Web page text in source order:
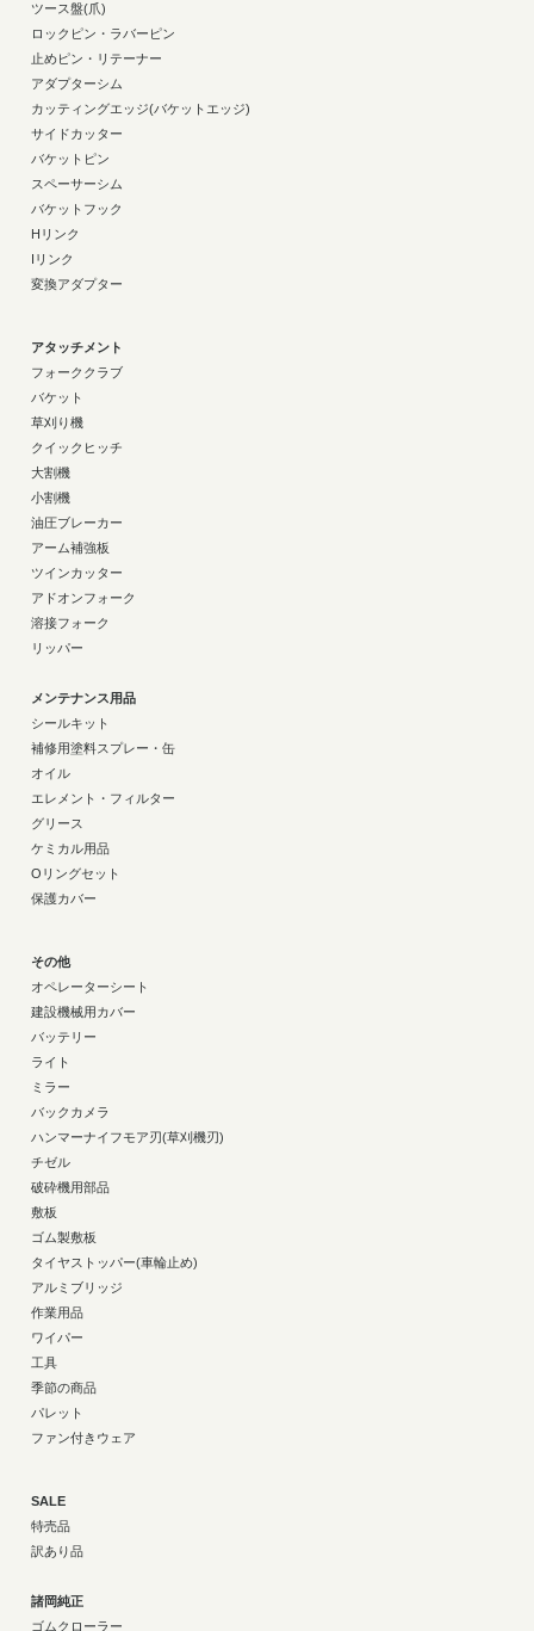
ツース盤(爪)
ロックピン・ラバーピン
止めピン・リテーナー
アダプターシム
カッティングエッジ(バケットエッジ)
サイドカッター
バケットピン
スペーサーシム
バケットフック
Hリンク
Iリンク
変換アダプター
アタッチメント
フォーククラブ
バケット
草刈り機
クイックヒッチ
大割機
小割機
油圧ブレーカー
アーム補強板
ツインカッター
アドオンフォーク
溶接フォーク
リッパー
メンテナンス用品
シールキット
補修用塗料スプレー・缶
オイル
エレメント・フィルター
グリース
ケミカル用品
Oリングセット
保護カバー
その他
オペレーターシート
建設機械用カバー
バッテリー
ライト
ミラー
バックカメラ
ハンマーナイフモア刃(草刈機刃)
チゼル
破砕機用部品
敷板
ゴム製敷板
タイヤストッパー(車輪止め)
アルミブリッジ
作業用品
ワイパー
工具
季節の商品
パレット
ファン付きウェア
SALE
特売品
訳あり品
諸岡純正
ゴムクローラー